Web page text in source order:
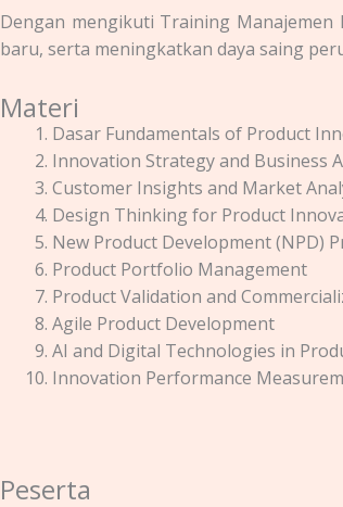
Dengan mengikuti Training Manajemen
baru, serta meningkatkan daya saing
Materi
Dasar Fundamentals of Product
Innovation Strategy and Business
Customer Insights and Market
Design Thinking for Product
New Product Development (NPD)
Product Portfolio Management
Product Validation and
Agile Product Development
AI and Digital Technologies in
Innovation Performance
Peserta